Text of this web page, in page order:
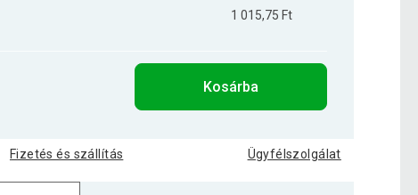
1 015,75 Ft
Kosárba
Fizetés és szállítás Ügyfélszolgálat